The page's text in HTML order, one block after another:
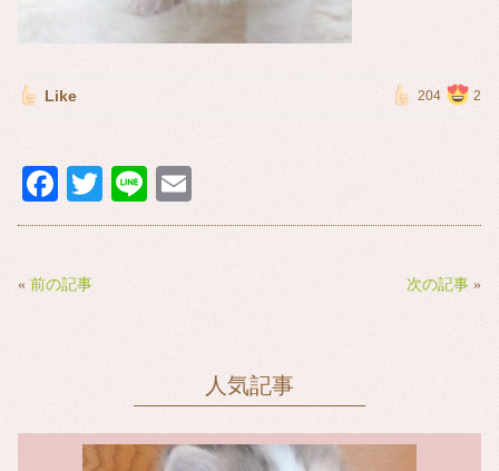
Like 204 2
Fa
ce
ok
T
wi
Li
ne m
« 前の記事 次の記事 »
人気記事